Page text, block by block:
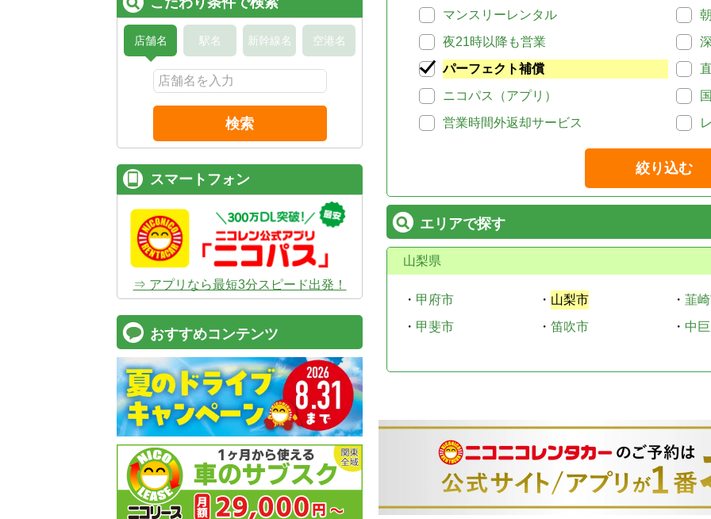
マンスリーレンタル
夜21時以降も営業
パーフェクト補償
ニコパス（アプリ）
営業時間外返却サービス
絞り込む
エリアで探す
山梨県
・ 甲府市 ・ 山梨市 ・ 韮
・ 甲斐市 ・ 笛吹市 ・ 中
店舗名 駅名 新幹線名 空港名
検索
スマートフォン
⇒ アプリなら最短3分スピード出発！
おすすめコンテンツ